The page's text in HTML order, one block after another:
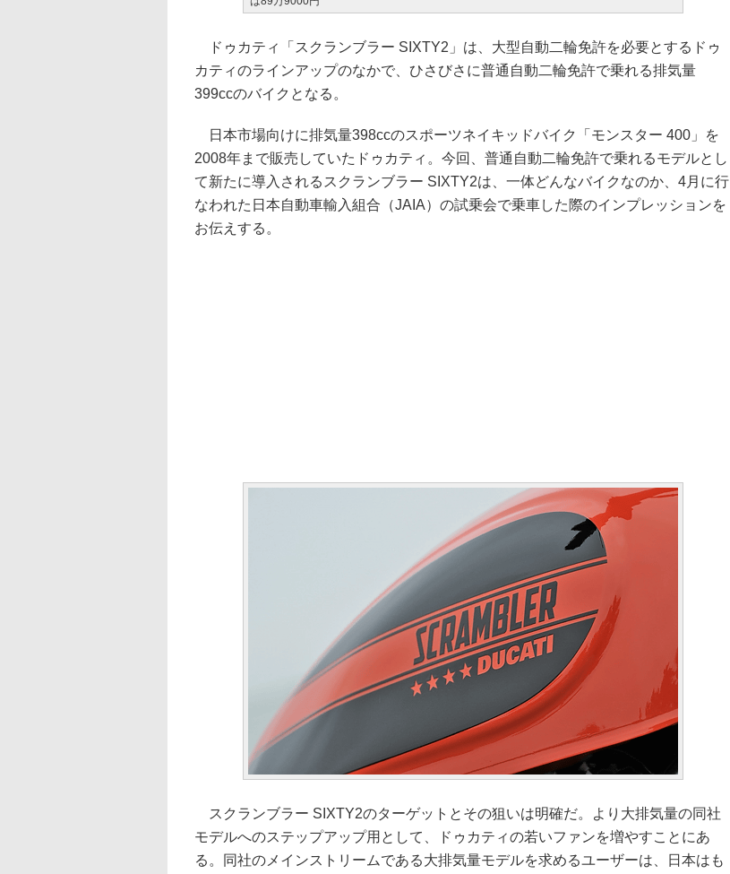
ドゥカティ「スクランブラー SIXTY2」は、大型自動二輪免許を必要とするドゥ
カティのラインアップのなかで、ひさびさに普通自動二輪免許で乗れる排気量
399ccのバイクとなる。
日本市場向けに排気量398ccのスポーツネイキッドバイク「モンスター 400」を
2008年まで販売していたドゥカティ。今回、普通自動二輪免許で乗れるモデルとし
て新たに導入されるスクランブラー SIXTY2は、一体どんなバイクなのか、4月に行
なわれた日本自動車輸入組合（JAIA）の試乗会で乗車した際のインプレッションを
お伝えする。
スクランブラー SIXTY2のターゲットとその狙いは明確だ。より大排気量の同社
モデルへのステップアップ用として、ドゥカティの若いファンを増やすことにあ
る。同社のメインストリームである大排気量モデルを求めるユーザーは、日本はも